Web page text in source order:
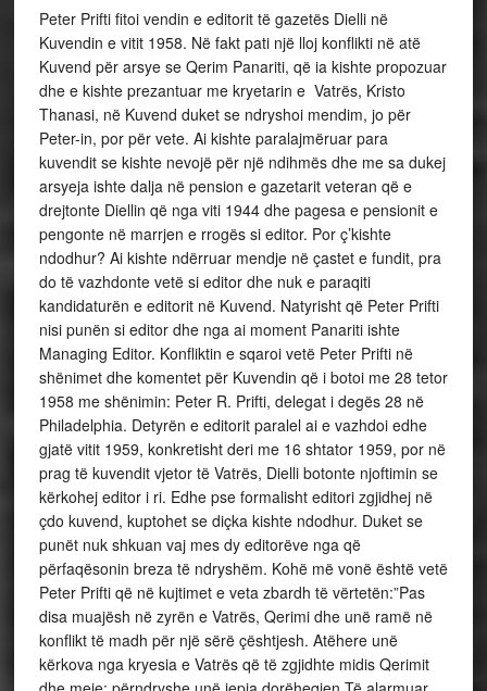
Peter Prifti fitoi vendin e editorit të gazetës Dielli në
Kuvendin e vitit 1958. Në fakt pati një lloj konflikti në atë
Kuvend për arsye se Qerim Panariti, që ia kishte propozuar
dhe e kishte prezantuar me kryetarin e Vatrës, Kristo
Thanasi, në Kuvend duket se ndryshoi mendim, jo për
Peter-in, por për vete. Ai kishte paralajmëruar para
kuvendit se kishte nevojë për një ndihmës dhe me sa dukej
arsyeja ishte dalja në pension e gazetarit veteran që e
drejtonte Diellin që nga viti 1944 dhe pagesa e pensionit e
pengonte në marrjen e rrogës si editor. Por ç’kishte
ndodhur? Ai kishte ndërruar mendje në çastet e fundit, pra
do të vazhdonte vetë si editor dhe nuk e paraqiti
kandidaturën e editorit në Kuvend. Natyrisht që Peter Prifti
nisi punën si editor dhe nga ai moment Panariti ishte
Managing Editor. Konfliktin e sqaroi vetë Peter Prifti në
shënimet dhe komentet për Kuvendin që i botoi me 28 tetor
1958 me shënimin: Peter R. Prifti, delegat i degës 28 në
Philadelphia. Detyrën e editorit paralel ai e vazhdoi edhe
gjatë vitit 1959, konkretisht deri me 16 shtator 1959, por në
prag të kuvendit vjetor të Vatrës, Dielli botonte njoftimin se
kërkohej editor i ri. Edhe pse formalisht editori zgjidhej në
çdo kuvend, kuptohet se diçka kishte ndodhur. Duket se
punët nuk shkuan vaj mes dy editorëve nga që
përfaqësonin breza të ndryshëm. Kohë më vonë është vetë
Peter Prifti që në kujtimet e veta zbardh të vërtetën:”Pas
disa muajësh në zyrën e Vatrës, Qerimi dhe unë ramë në
konflikt të madh për një sërë çështjesh. Atëhere unë
kërkova nga kryesia e Vatrës që të zgjidhte midis Qerimit